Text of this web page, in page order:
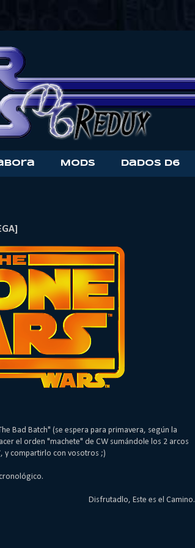
Mods Dados D6
Bad Batch" (se espera para primavera, según la
el orden "machete" de CW sumándole los 2 arcos
y compartirlo con vosotros ;)
Disfrutadlo, Este es el Camino.